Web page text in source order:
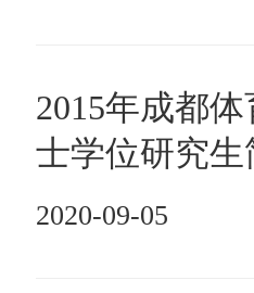
2015年成都
士学位研究生
2020-09-05